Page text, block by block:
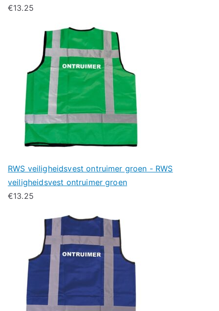
€13.25
RWS veiligheidsvest ontruimer groen - RWS
veiligheidsvest ontruimer groen
€13.25